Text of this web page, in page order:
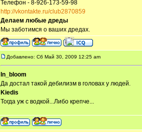
Телефон - 8-926-173-59-98
http://vkontakte.ru/club2870859
Делаем любые дреды
Мы заботимся о ваших дредах.
Добавлено: Сб Май 30, 2009 12:25 am
In_bloom
Да достал такой дебилизм в головах у людей.
Kiedis
Тогда уж с водкой...Либо крепче...